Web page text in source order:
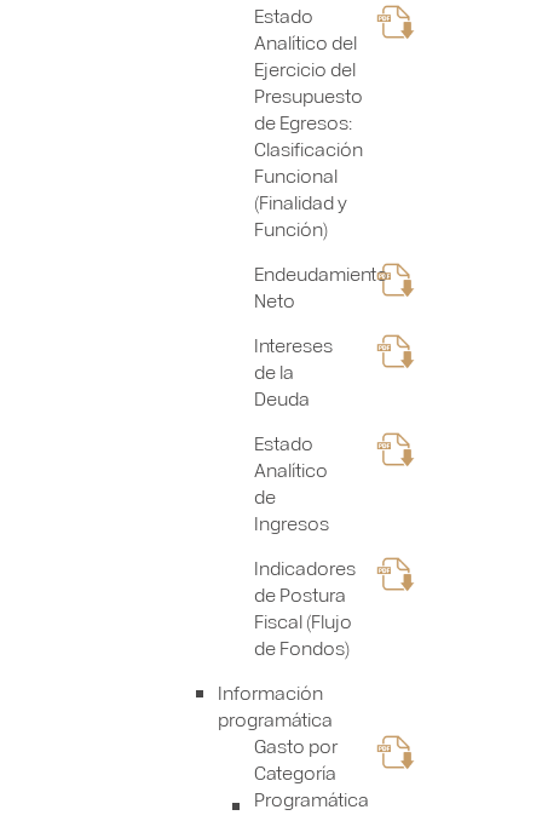
Estado
Analítico del
Ejercicio del
Presupuesto
de Egresos:
Clasificación
Funcional
(Finalidad y
Función)
Endeudamiento
Neto
Intereses
de la
Deuda
Estado
Analítico
de
Ingresos
Indicadores
de Postura
Fiscal (Flujo
de Fondos)
Información
programática
Gasto por
Categoría
Programática